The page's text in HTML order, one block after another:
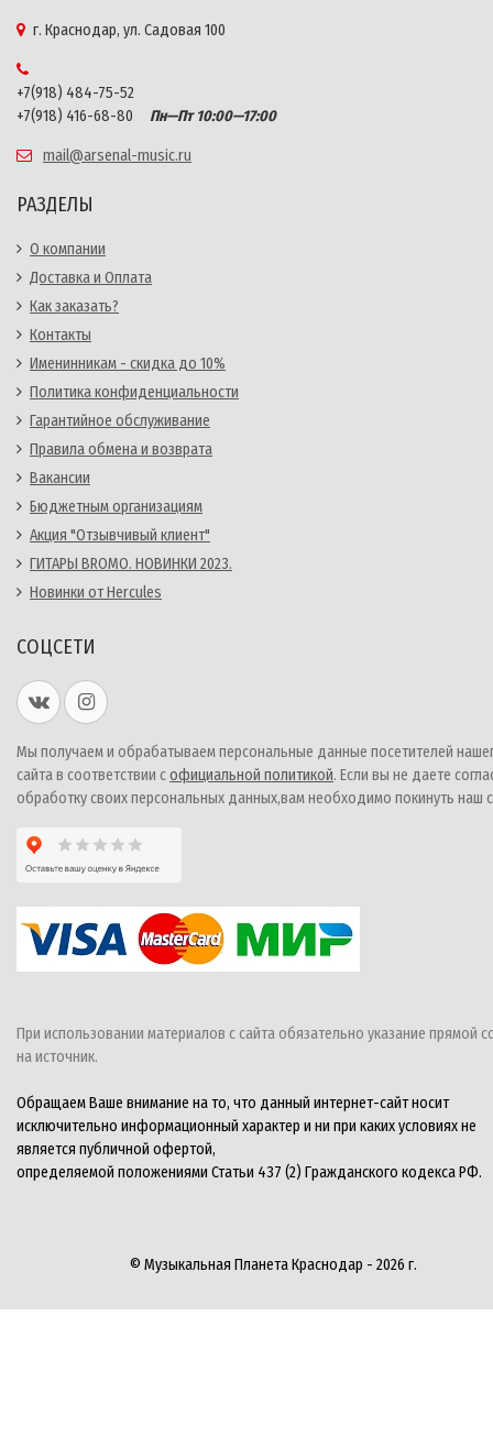
г. Краснодар, ул. Садовая 100
+7(918) 484-75-52
+7(918) 416-68-80
Пн—Пт 10:00—17:00
mail@arsenal-music.ru
РАЗДЕЛЫ
О компании
Доставка и Оплата
Как заказать?
Контакты
Именинникам - скидка до 10%
Политика конфиденциальности
Гарантийное обслуживание
Правила обмена и возврата
Вакансии
Бюджетным организациям
Акция "Отзывчивый клиент"
ГИТАРЫ BROMO. НОВИНКИ 2023.
Новинки от Hercules
СОЦСЕТИ
Мы получаем и обрабатываем персональные данные посетителей
сайта в соответствии софициальной политикой. Если вы не даете
обработку своих персональных данных,вам необходимо покинуть наш
При использовании материалов с сайта обязательно указание прямой
на источник.
Обращаем Ваше внимание на то, что данный интернет-сайт носит
исключительно информационный характер и ни при каких условиях не
является публичной офертой,
определяемой положениями Статьи 437 (2) Гражданского кодекса РФ.
© Музыкальная Планета Краснодар - 2026 г.